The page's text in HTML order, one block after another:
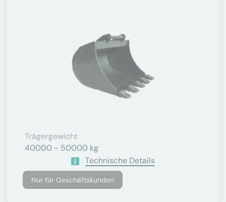
Trägergewicht
40000 - 50000 kg
Technische Details
Nur für Geschäftskunden